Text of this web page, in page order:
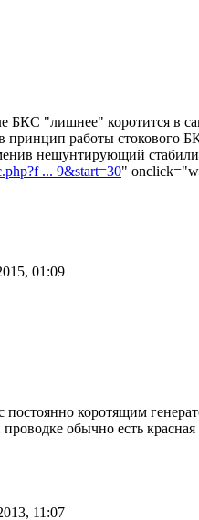
БКС "лишнее" коротится в
принцип работы стокового
нешунтирующий
... 9&start=30"
01:09
постоянно коротящим
обычно есть
11:07